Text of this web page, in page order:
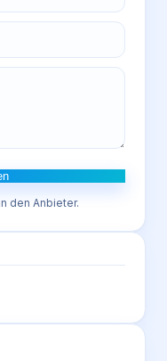
den Anbieter.